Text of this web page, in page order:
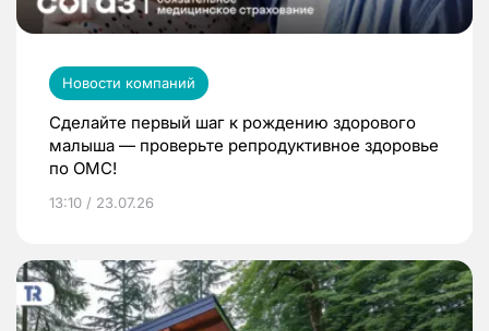
Новости компаний
Сделайте первый шаг к рождению здорового
малыша — проверьте репродуктивное здоровье
по ОМС!
13:10 / 23.07.26